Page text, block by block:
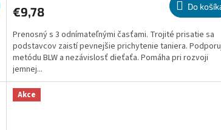
je
z
5
hviezdičiek.
€9,78 Do
Prenosný s 3 odnímateľnými časťami. Trojité prisatie sa
podstavcov zaistí pevnejšie prichytenie taniera.
metódu BLW a nezávislosť dieťaťa. Pomáha pri rozvoji
jemnej...
Akce